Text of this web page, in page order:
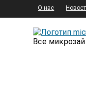
О нас
Все